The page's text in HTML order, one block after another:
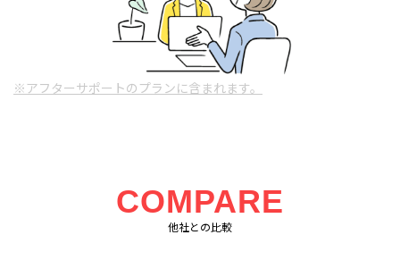
※アフターサポートのプランに含まれます。
COMPARE
他社との比較